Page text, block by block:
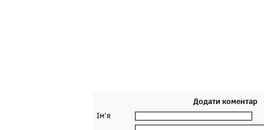
Додати коментар
Ім'я